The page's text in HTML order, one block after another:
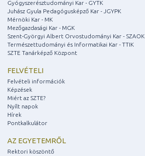
Gyógyszerésztudományi Kar - GYTK
Juhász Gyula Pedagógusképző Kar - JGYPK
Mérnöki Kar - MK
Mezőgazdasági Kar - MGK
Szent-Györgyi Albert Orvostudományi Kar - SZAOK
Természettudományi és Informatikai Kar - TTIK
SZTE Tanárképző Központ
FELVÉTELI
Felvételi információk
Képzések
Miért az SZTE?
Nyílt napok
Hírek
Pontkalkulátor
AZ EGYETEMRŐL
Rektori köszöntő